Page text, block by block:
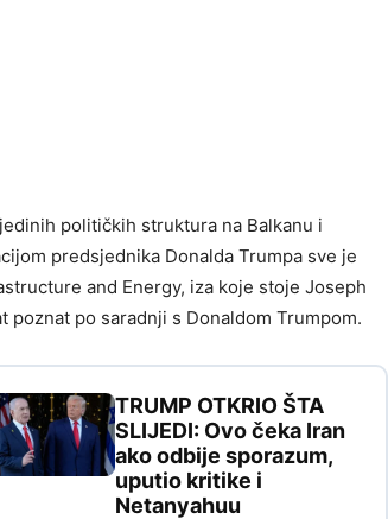
političkih struktura na Balkanu i
predsjednika Donalda Trumpa sve je
and Energy, iza koje stoje Joseph
poznat po saradnji s Donaldom Trumpom.
TRUMP OTKRIO ŠTA
SLIJEDI: Ovo čeka Iran
ako odbije sporazum,
uputio kritike i
Netanyahuu